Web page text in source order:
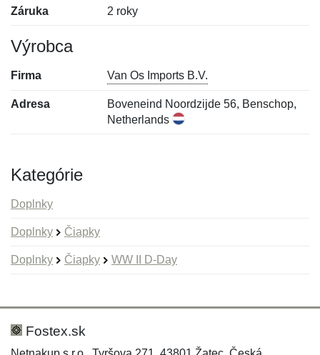
Záruka 2 roky
Výrobca
Firma Van Os Imports B.V.
Adresa
Boveneind Noordzijde 56, Benschop,
Netherlands
Kategórie
Doplnky
Doplnky Čiapky
Doplnky Čiapky WW II D-Day
Hodnotenie:
Meno:
Fostex.sk